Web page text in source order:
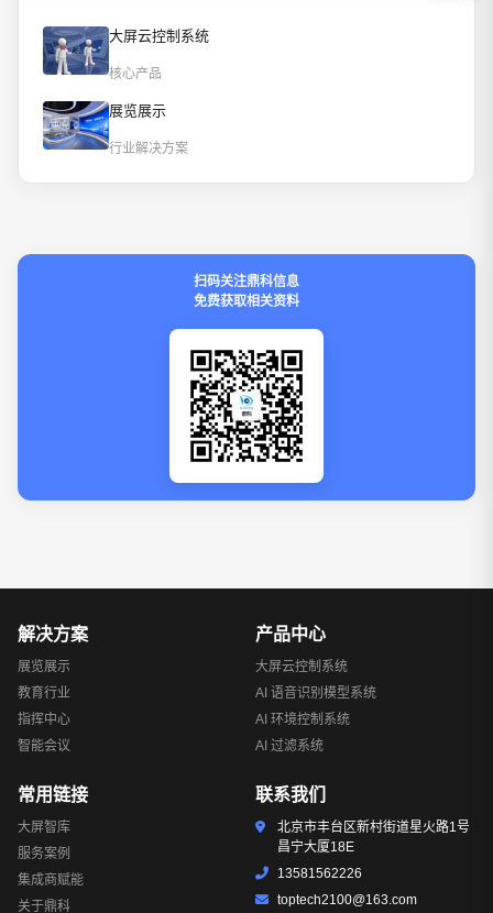
大屏云控制系统
核心产品
展览展示
行业解决方案
扫码关注鼎科信息
免费获取相关资料
产品中心
大屏云控制系统
AI 语音识别模型系统
AI 环境控制系统
AI 过滤系统
解决方案
展览展示
教育行业
指挥中心
智能会议
常用链接
大屏智库
服务案例
集成商赋能
关于鼎科
联系我们
北京市丰台区新村街道星火路1号
昌宁大厦18E
13581562226
toptech2100@163.com